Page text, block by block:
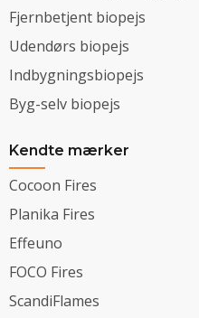
Fjernbetjent biopejs
Udendørs biopejs
Indbygningsbiopejs
Byg-selv biopejs
Kendte mærker
Cocoon Fires
Planika Fires
Effeuno
FOCO Fires
ScandiFlames